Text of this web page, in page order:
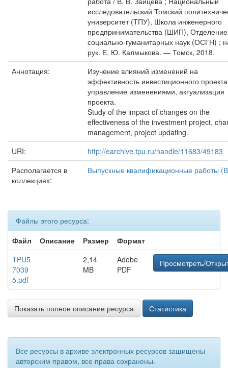
исследовательский Томский
университет (ТПУ), Школа инженерного
предпринимательства (ШИП), Отделение
социально-гуманитарных наук (ОСГН) ;
рук. Е. Ю. Калмыкова. — Томск, 2018.
Аннотация:
Изучение влияний изменений на
эффективность инвестиционного
управление изменениями, актуализация
проекта.
Study of the impact of changes on the
effectiveness of the investment project,
management, project updating.
URI:
http://earchive.tpu.ru/handle/11683/49183
Располагается в
коллекциях:
Выпускные квалификационные работы
Файлы этого ресурса:
Файл
Описание Размер
Формат
TPU5
7039
5.pdf
2,14
MB
Adobe
PDF
Просмотреть/
Показать полное описание ресурса Статистика
Все ресурсы в архиве электронных ресурсов защищены
авторским правом, все права сохранены.